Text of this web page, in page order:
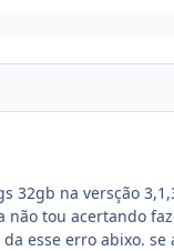
32gb na versção
tou acertando
esse erro abixo.